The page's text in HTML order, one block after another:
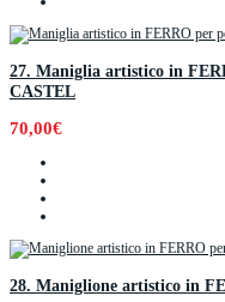
27. Maniglia artistico in
CASTEL
70,00€
28. Maniglione artistico in